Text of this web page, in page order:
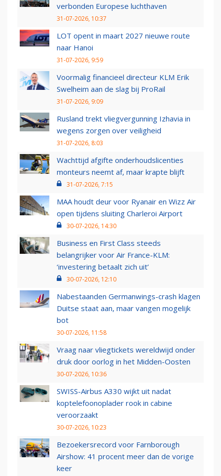
verbonden Europese luchthaven
31-07-2026, 10:37
LOT opent in maart 2027 nieuwe route
naar Hanoi
31-07-2026, 9:59
Voormalig financieel directeur KLM Erik
Swelheim aan de slag bij ProRail
31-07-2026, 9:09
Rusland trekt vliegvergunning Izhavia in
wegens zorgen over veiligheid
31-07-2026, 8:03
Wachttijd afgifte onderhoudslicenties
monteurs neemt af, maar krapte blijft
31-07-2026, 7:15
MAA houdt deur voor Ryanair en Wizz Air
open tijdens sluiting Charleroi Airport
30-07-2026, 14:30
Business en First Class steeds
belangrijker voor Air France-KLM:
‘investering betaalt zich uit’
30-07-2026, 12:10
Nabestaanden Germanwings-crash klagen
Duitse staat aan, maar vangen mogelijk
bot
30-07-2026, 11:58
Vraag naar vliegtickets wereldwijd onder
druk door oorlog in het Midden-Oosten
30-07-2026, 10:36
SWISS-Airbus A330 wijkt uit nadat
koptelefoonoplader rook in cabine
veroorzaakt
30-07-2026, 10:23
Bezoekersrecord voor Farnborough
Airshow: 41 procent meer dan de vorige
keer